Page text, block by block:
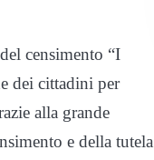
censimento “I
dei cittadini per
alla grande
e della tutela